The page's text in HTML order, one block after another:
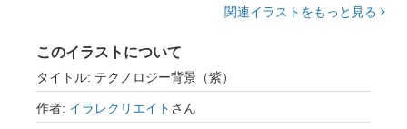
関連イラストをもっと見る
このイラストについて
タイトル: テクノロジー背景（紫）
作者: イラレクリエイト さん